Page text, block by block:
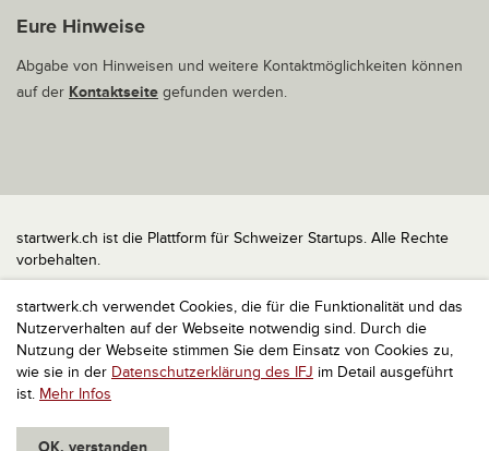
startwerk.ch verwendet Cookies, die für die Funktionalität und das
Nutzerverhalten auf der Webseite notwendig sind. Durch die
Nutzung der Webseite stimmen Sie dem Einsatz von Cookies zu,
wie sie in der Datenschutzerklärung des IFJ im Detail ausgeführt
ist. Mehr Infos
OK, verstanden
Eure Hinweise
Abgabe von Hinweisen und weitere Kontaktmöglichkeiten können
auf der Kontaktseite gefunden werden.
startwerk.ch ist die Plattform für Schweizer Startups. Alle Rechte
vorbehalten.
Impressum
Kontakt
nach oben